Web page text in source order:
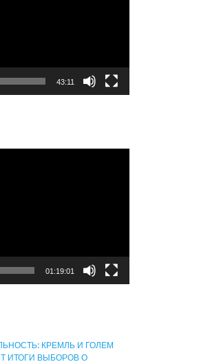
43:11
01:19:01
КРЕМЛЬ И ГОЛЕМ
ИТОГИ ВЫБОРОВ О